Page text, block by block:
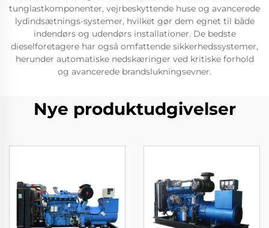
tunglastkomponenter, vejrbeskyttende huse og avancerede
lydindsætnings-systemer, hvilket gør dem egnet til både
indendørs og udendørs installationer. De bedste
dieselforetagere har også omfattende sikkerhedssystemer,
herunder automatiske nedskæringer ved kritiske forhold
og avancerede brandslukningsevner.
Nye produktudgivelser